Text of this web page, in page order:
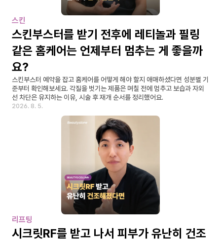
스킨
스킨부스터를 받기 전후에 레티놀과 필링
같은 홈케어는 언제부터 멈추는 게 좋을까
요?
스킨부스터 예약을 잡고 홈케어를 어떻게 해야 할지 애매하셨다면 성분별 기
준부터 확인해보세요. 각질을 벗기는 제품은 며칠 전에 멈추고 보습과 자외
선 차단은 유지하는 이유, 시술 후 재개 순서를 정리했어요.
2026. 8. 5.
리프팅
시크릿RF를 받고 나서 피부가 유난히 건조